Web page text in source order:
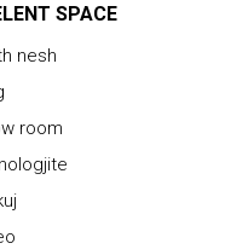
SPACE
nesh
room